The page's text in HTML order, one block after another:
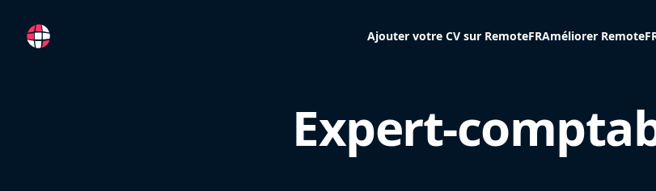
RemoteFR Ajouter votre CV sur RemoteFRAméliorer
Expert-